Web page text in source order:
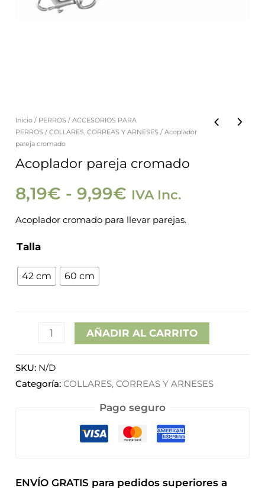
Inicio / PERROS /ACCESORIOS PARA
PERROS /COLLARES, CORREAS Y ARNESES / Acoplador
pareja cromado
Acoplador pareja cromado
8,19€ - 9,99€
Rango
de
precios:
desde
IVA Inc.
Acoplador cromado para llevar parejas.
Talla
42 cm 60 cm
Acoplador
pareja
cromado
AÑADIR AL CARRITO
SKU: N/D
Categoría:COLLARES, CORREAS Y ARNESES
Pago seguro
ENVÍO GRATIS para pedidos superiores a